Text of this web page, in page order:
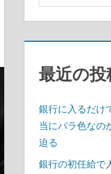
最近の投
銀行に入るだけ
当にバラ色なの
迫る
銀行の初任給で